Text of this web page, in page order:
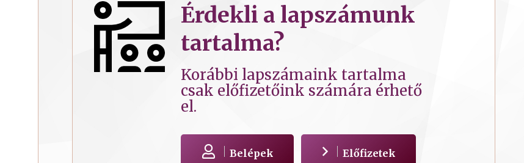
Érdekli a lapszámunk
tartalma?
Korábbi lapszámaink tartalma
csak előfizetőink számára érhető
el.
Belépek Előfizetek